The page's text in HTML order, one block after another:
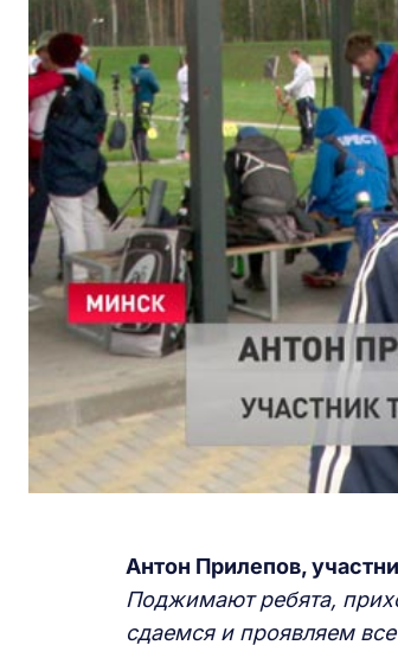
Антон Прилепов, у
Поджимают ребята,
сдаемся и проявляем